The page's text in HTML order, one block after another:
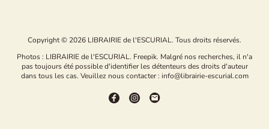
Copyright © 2026 LIBRAIRIE de l'ESCURIAL. Tous droits réservés.
Photos : LIBRAIRIE de l'ESCURIAL. Freepik. Malgré nos recherches, il n'a
pas toujours été possible d'identifier les détenteurs des droits d'auteur
dans tous les cas. Veuillez nous contacter : info@librairie-escurial.com